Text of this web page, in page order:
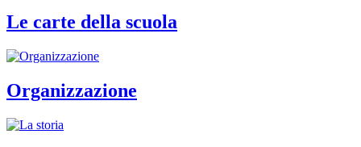
Le carte della scuola
Organizzazione